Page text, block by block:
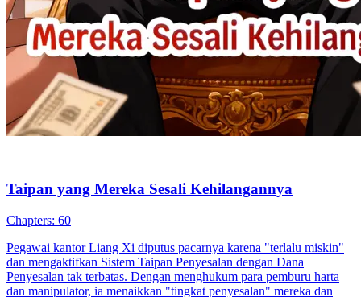
Taipan yang Mereka Sesali Kehilangannya
Chapters: 60
Pegawai kantor Liang Xi diputus pacarnya karena "terlalu miskin"
dan mengaktifkan Sistem Taipan Penyesalan dengan Dana
Penyesalan tak terbatas. Dengan menghukum para pemburu harta
dan manipulator, ia menaikkan "tingkat penyesalan" mereka dan